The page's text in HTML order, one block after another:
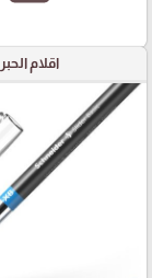
اقلام الحبر